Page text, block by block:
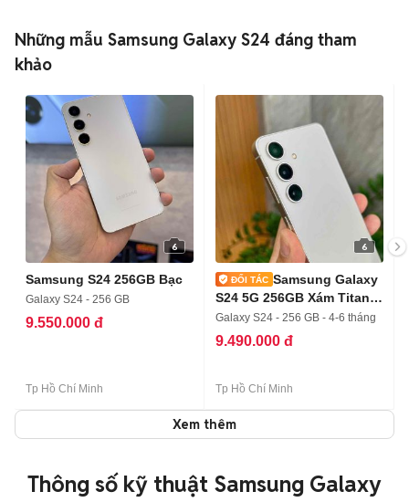
Những mẫu Samsung Galaxy S24 đáng tham
khảo
6
Samsung S24 256GB Bạc
Galaxy S24 - 256 GB
9.550.000 đ
Tp Hồ Chí Minh
6
Samsung Galaxy
S24 5G 256GB Xám Titan,
Trả Góp
Galaxy S24 - 256 GB - 4-6 tháng
9.490.000 đ
Tp Hồ Chí Minh
Xem thêm
Thông số kỹ thuật Samsung Galaxy